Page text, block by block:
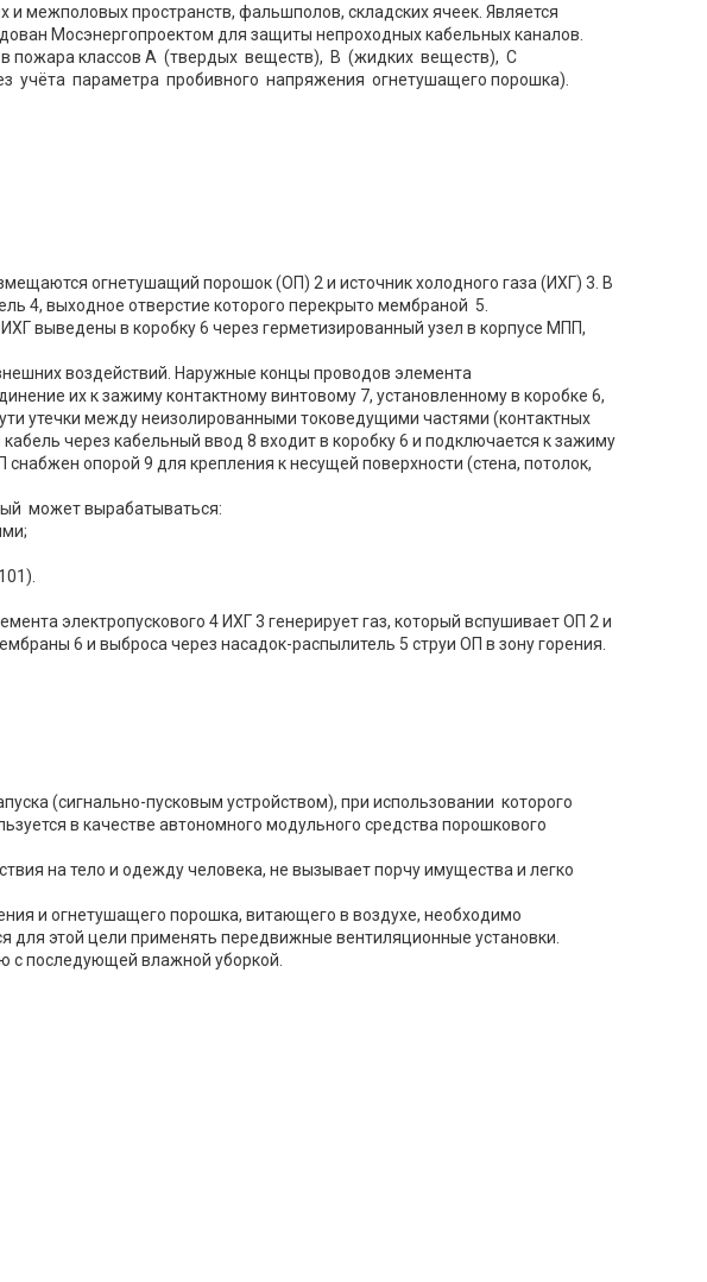
межполовых пространств, фальшполов, складских ячеек. Является
Мосэнергопроектом для защиты непроходных кабельных каналов.
пожара классов А (твердых веществ), В (жидких веществ), С
учёта параметра пробивного напряжения огнетушащего порошка).
огнетушащий порошок (ОП) 2 и источник холодного газа (ИХГ) 3. В
4, выходное отверстие которого перекрыто мембраной 5.
выведены в коробку 6 через герметизированный узел в корпусе МПП,
воздействий. Наружные концы проводов элемента
их к зажиму контактному винтовому 7, установленному в коробке 6,
утечки между неизолированными токоведущими частями (контактных
через кабельный ввод 8 входит в коробку 6 и подключается к зажиму
опорой 9 для крепления к несущей поверхности (стена, потолок,
может вырабатываться:
электропускового 4 ИХГ 3 генерирует газ, который вспушивает ОП 2 и
6 и выброса через насадок-распылитель 5 струи ОП в зону горения.
(сигнально-пусковым устройством), при использовании которого
в качестве автономного модульного средства порошкового
на тело и одежду человека, не вызывает порчу имущества и легко
и огнетушащего порошка, витающего в воздухе, необходимо
этой цели применять передвижные вентиляционные установки.
с последующей влажной уборкой.